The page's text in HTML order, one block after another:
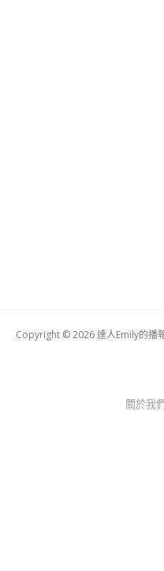
Copyright © 2026 達人Emily的播
關於我